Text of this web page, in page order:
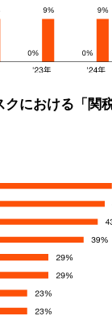
クにおける「関